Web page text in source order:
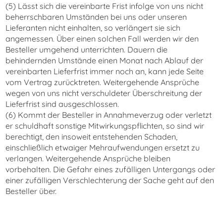
(5) Lässt sich die vereinbarte Frist infolge von uns nicht
beherrschbaren Umständen bei uns oder unseren
Lieferanten nicht einhalten, so verlängert sie sich
angemessen. Über einen solchen Fall werden wir den
Besteller umgehend unterrichten. Dauern die
behindernden Umstände einen Monat nach Ablauf der
vereinbarten Lieferfrist immer noch an, kann jede Seite
vom Vertrag zurücktreten. Weitergehende Ansprüche
wegen von uns nicht verschuldeter Überschreitung der
Lieferfrist sind ausgeschlossen.
(6) Kommt der Besteller in Annahmeverzug oder verletzt
er schuldhaft sonstige Mitwirkungspflichten, so sind wir
berechtigt, den insoweit entstehenden Schaden,
einschließlich etwaiger Mehraufwendungen ersetzt zu
verlangen. Weitergehende Ansprüche bleiben
vorbehalten. Die Gefahr eines zufälligen Untergangs oder
einer zufälligen Verschlechterung der Sache geht auf den
Besteller über.